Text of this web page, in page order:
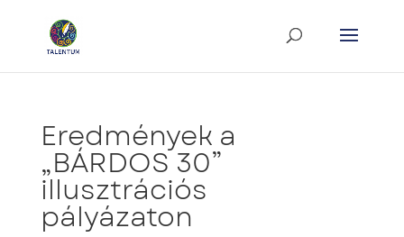
Eredmények a
„BÁRDOS 30”
illusztrációs
pályázaton